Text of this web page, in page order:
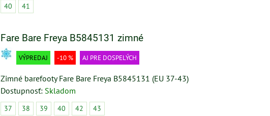
40 41
Fare Bare Freya B5845131 zimné
VÝPREDAJ -10 % AJ PRE DOSPELÝCH
Zimné barefooty Fare Bare Freya B5845131 (EU 37-43)
Dostupnosť: Skladom
37 38 39 40 42 43